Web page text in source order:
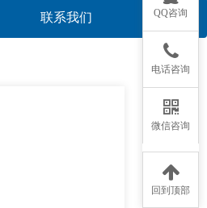
联系我们 QQ咨询
电话咨询
微信咨询
回到顶部